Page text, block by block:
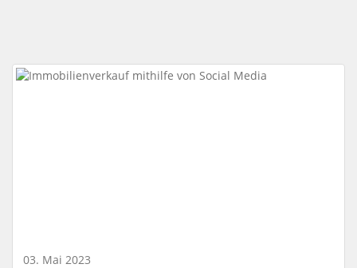
03. Mai 2023